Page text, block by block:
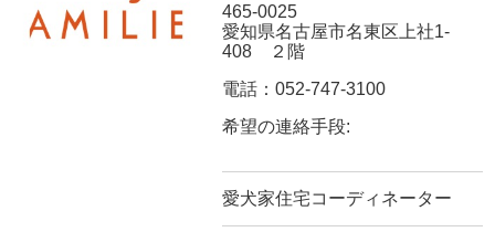
465-0025
愛知県名古屋市名東区上社1-
408 ２階
電話：052-747-3100
希望の連絡手段:
愛犬家住宅コーディネーター